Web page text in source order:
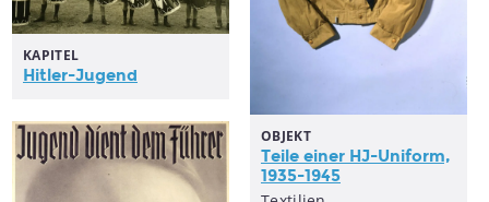
OBJEKT
Teile einer HJ-Uniform,
1935-1945
KAPITEL
Hitler-Jugend